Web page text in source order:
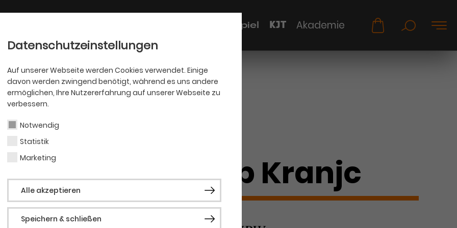
Datenschutzeinstellungen
Auf unserer Webseite werden Cookies verwendet. Einige
davon werden zwingend benötigt, während es uns andere
ermöglichen, Ihre Nutzererfahrung auf unserer Webseite zu
verbessern.
Notwendig
Statistik
Marketing
Alle akzeptieren
Speichern & schließen
Schauspiel KJT Akademie
Philipp Kranjc